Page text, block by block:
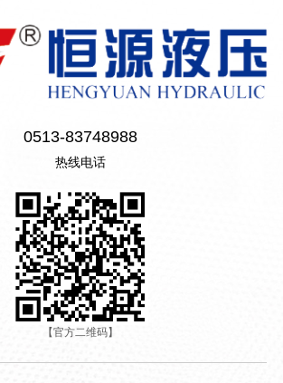
0513-83748988
热线电话
【官方二维码】